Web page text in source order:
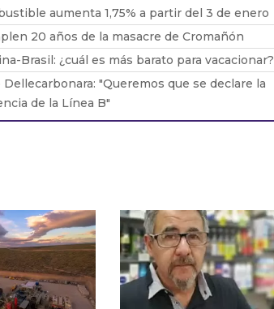
aumenta 1,75% a partir del 3 de enero
20 años de la masacre de Cromañón
Brasil: ¿cuál es más barato para vacacionar?
Dellecarbonara: "Queremos que se declare la
de la Línea B"
la piel del sol durante el verano